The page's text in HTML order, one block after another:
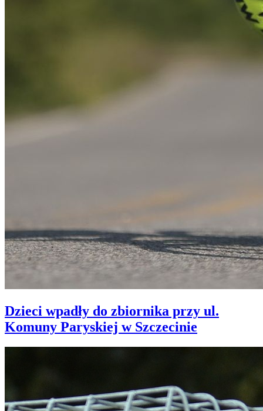
Dzieci wpadły do zbiornika przy ul.
Komuny Paryskiej w Szczecinie